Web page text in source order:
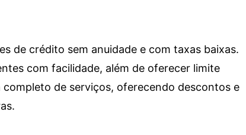
de crédito sem anuidade e com taxas baixas.
com facilidade, além de oferecer limite
de serviços, oferecendo descontos e